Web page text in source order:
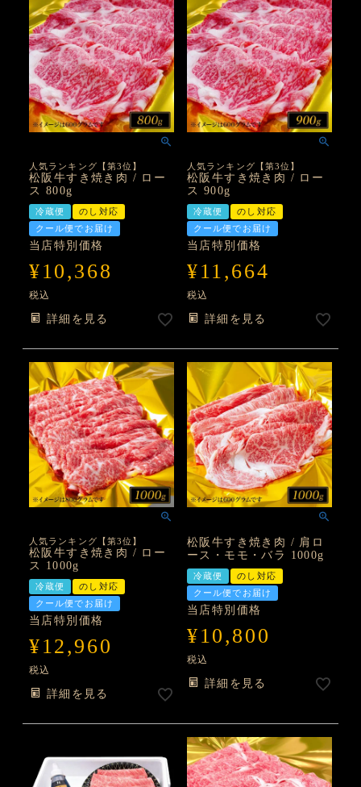
人気ランキング【第3位】
松阪牛すき焼き肉 / ロー
ス 800g
冷蔵便
のし対応
クール便でお届け
当店特別価格
¥10,368
税込
詳細を見る
人気ランキング【第3位】
松阪牛すき焼き肉 / ロー
ス 900g
冷蔵便
のし対応
クール便でお届け
当店特別価格
¥11,664
税込
詳細を見る
人気ランキング【第3位】
松阪牛すき焼き肉 / ロー
ス 1000g
冷蔵便
のし対応
クール便でお届け
当店特別価格
¥12,960
税込
詳細を見る
松阪牛すき焼き肉 / 肩ロ
ース・モモ・バラ 1000g
冷蔵便
のし対応
クール便でお届け
当店特別価格
¥10,800
税込
詳細を見る